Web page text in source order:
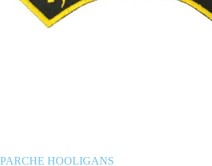
PARCHE HOOLIGANS